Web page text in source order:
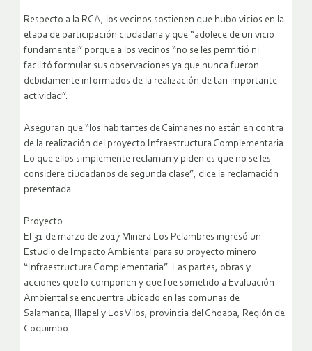
Respecto a la RCA, los vecinos sostienen que hubo vicios en la
etapa de participación ciudadana y que “adolece de un vicio
fundamental” porque a los vecinos “no se les permitió ni
facilitó formular sus observaciones ya que nunca fueron
debidamente informados de la realización de tan importante
actividad”.
Aseguran que “los habitantes de Caimanes no están en contra
de la realización del proyecto Infraestructura Complementaria.
Lo que ellos simplemente reclaman y piden es que no se les
considere ciudadanos de segunda clase”, dice la reclamación
presentada.
Proyecto
El 31 de marzo de 2017 Minera Los Pelambres ingresó un
Estudio de Impacto Ambiental para su proyecto minero
“Infraestructura Complementaria”. Las partes, obras y
acciones que lo componen y que fue sometido a Evaluación
Ambiental se encuentra ubicado en las comunas de
Salamanca, Illapel y Los Vilos, provincia del Choapa, Región de
Coquimbo.